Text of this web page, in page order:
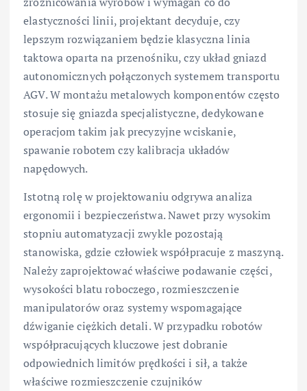
elastyczności linii, projektant decyduje, czy
lepszym rozwiązaniem będzie klasyczna linia
taktowa oparta na przenośniku, czy układ gniazd
autonomicznych połączonych systemem transportu
AGV. W montażu metalowych komponentów często
stosuje się gniazda specjalistyczne, dedykowane
operacjom takim jak precyzyjne wciskanie,
spawanie robotem czy kalibracja układów
napędowych.
Istotną rolę w projektowaniu odgrywa analiza
ergonomii i bezpieczeństwa. Nawet przy wysokim
stopniu automatyzacji zwykle pozostają
stanowiska, gdzie człowiek współpracuje z maszyną.
Należy zaprojektować właściwe podawanie części,
wysokości blatu roboczego, rozmieszczenie
manipulatorów oraz systemy wspomagające
dźwiganie ciężkich detali. W przypadku robotów
współpracujących kluczowe jest dobranie
odpowiednich limitów prędkości i sił, a także
właściwe rozmieszczenie czujników